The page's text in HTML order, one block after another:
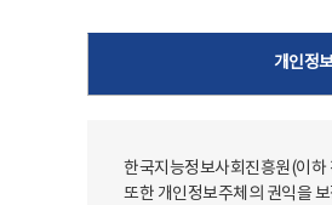
개인정
한국지능정보사회진흥원(이하
또한 개인정보주체의 권익을